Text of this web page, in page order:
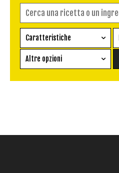
Caratteristiche
Ricetta vegetariana
Senza glutine
Altre opzioni